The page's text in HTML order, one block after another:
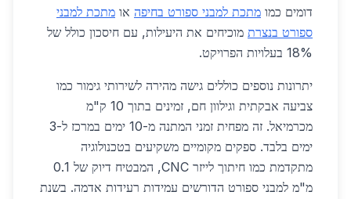
דומים כמו מתכת למבני ספורט בחיפה או מתכת למבני
ספורט בנצרת מוכיחים את היעילות, עם חיסכון כולל של
18% בעלויות הפרויקט.
יתרונות נוספים כוללים גישה מהירה לשירותי גימור כמו
צביעה אבקתית וגילוון חם, זמינים בתוך 10 ק"מ
מכרמיאל. זה מפחית זמני המתנה מ-10 ימים במרכז ל-3
ימים בלבד. ספקים מקומיים משקיעים בטכנולוגיה
מתקדמת כמו חיתוך לייזר CNC, המבטיח דיוק של 0.1
מ"מ למבני ספורט הדורשים עמידות רעידות אדמה. בשנת